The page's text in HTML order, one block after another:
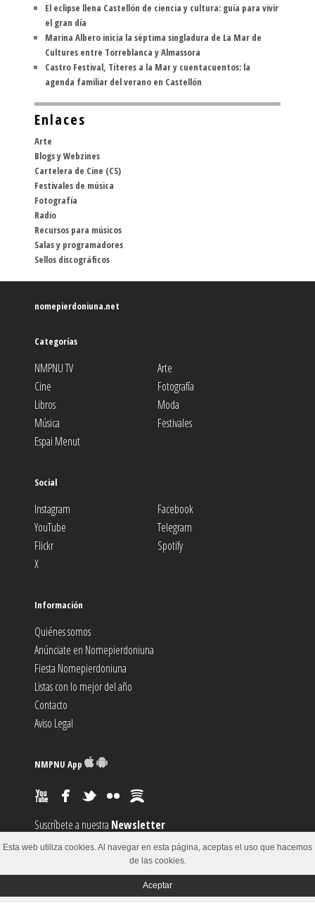
El eclipse llena Castellón de ciencia y cultura: guía para vivir
el gran día
Marina Albero inicia la séptima singladura de La Mar de
Cultures entre Torreblanca y Almassora
Castro Festival, Títeres a la Mar y cuentacuentos: la
agenda familiar del verano en Castellón
Enlaces
Arte
Blogs y Webzines
Cartelera de Cine (CS)
Festivales de música
Fotografía
Radio
Recursos para músicos
Salas y programadores
Sellos discográficos
nomepierdoniuna.net
Categorías
NMPNU TV
Arte
Cine
Fotografía
Libros
Moda
Música
Festivales
Espai Menut
Social
Instagram
Facebook
YouTube
Telegram
Flickr
Spotify
X
Información
Quiénes somos
Anúnciate en Nomepierdoniuna
Fiesta Nomepierdoniuna
Listas con lo mejor del año
Contacto
Aviso Legal
NMPNU App
Suscríbete a nuestra Newsletter
Suscríbete al canalRSS
© 2002-2018
Esta web utiliza cookies. Al navegar en esta página, aceptas el uso que hacemos
de las cookies.
Aceptar